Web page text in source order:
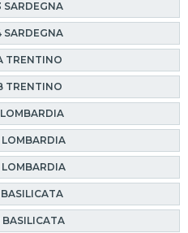
SARDEGNA
SARDEGNA
TRENTINO
TRENTINO
BASILICATA
BASILICATA